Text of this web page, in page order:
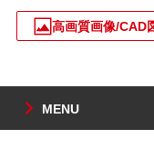
高画質画像/CAD
MENU